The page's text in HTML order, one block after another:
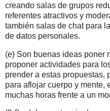
creando salas de grupos
referentes atractivos y
también salas de chat para
de datos personales.
(e) Son buenas ideas poner
proponer actividades para
prender a estas propuestas,
para aflojar cuerpo y mente,
muchas horas frente a un